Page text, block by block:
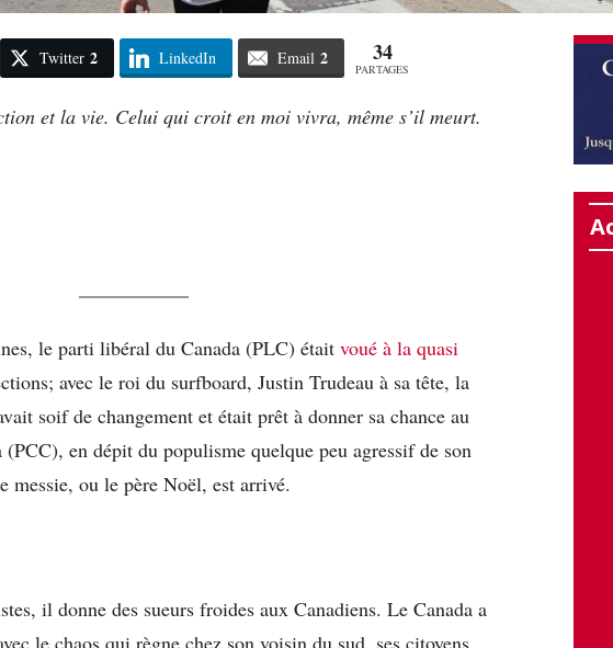
Twitter 2 LinkedIn Email 2 34
PARTAGES
et la vie. Celui qui croit en moi vivra, même s’il meurt.
le parti libéral du Canada (PLC) était voué à la quasi
avec le roi du surfboard, Justin Trudeau à sa tête, la
soif de changement et était prêt à donner sa chance au
en dépit du populisme quelque peu agressif de son
ou le père Noël, est arrivé.
il donne des sueurs froides aux Canadiens. Le Canada a
le chaos qui règne chez son voisin du sud, ses citoyens